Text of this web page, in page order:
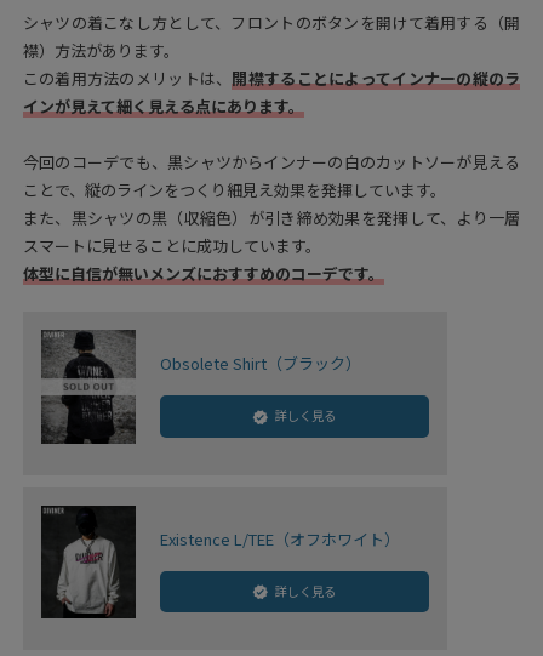
シャツの着こなし方として、フロントのボタンを開けて着用する（開
襟）方法があります。
この着用方法のメリットは、 開襟することによってインナーの縦のラ
インが見えて細く見える点にあります。
今回のコーデでも、黒シャツからインナーの白のカットソーが見える
ことで、縦のラインをつくり細見え効果を発揮しています。
また、黒シャツの黒（収縮色）が引き締め効果を発揮して、より一層
スマートに見せることに成功しています。
体型に自信が無いメンズにおすすめのコーデです。
Obsolete Shirt（ブラック）
詳しく見る
Existence L/TEE（オフホワイト）
詳しく見る